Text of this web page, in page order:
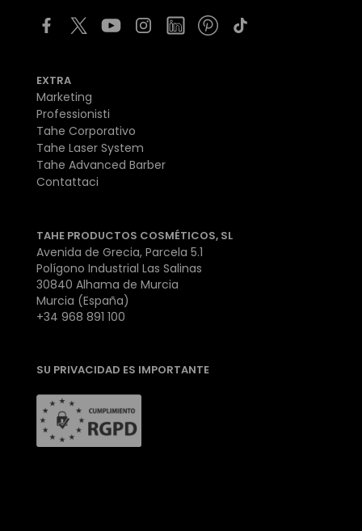
EXTRA
Marketing
Professionisti
Tahe Corporativo
Tahe Laser System
Tahe Advanced Barber
Contattaci
TAHE PRODUCTOS COSMÉTICOS, SL
Avenida de Grecia, Parcela 5.1
Polígono Industrial Las Salinas
30840 Alhama de Murcia
Murcia (España)
+34 968 891 100
SU PRIVACIDAD ES IMPORTANTE